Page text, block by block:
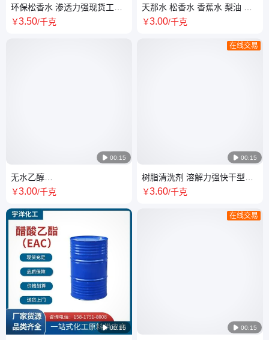
环保松香水 渗透力强现货工业
级香蕉水稀释剂含量国标 机械
￥3.50/千克
 00:15
无水乙醇
75%95%99.5%99.9%纯度 工
￥3.00/千克
 00:15
天那水 松香水 香蕉水 梨油 工
业级稀释剂 工业清洗 厂家直售
￥3.00/千克
 00:15
在线交易
树脂清洗剂 溶解力强快干型洗
胶 洗树脂 洗胶印 环保型 气味
￥3.60/千克
 00:15
在线交易